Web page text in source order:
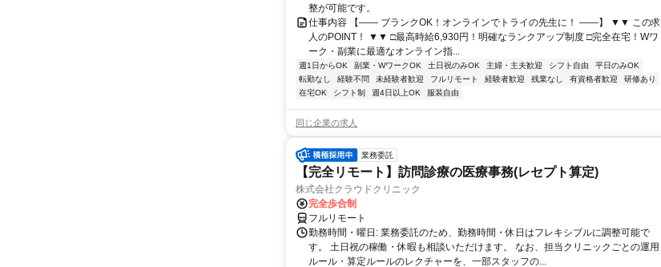
整が可能です。
仕事内容 【―― ブランクOK！オンラインでトライの先生に！ ――】 ▼▼ この求
人のPOINT！ ▼▼ □最高時給6,930円！明確なランクアップ制度 □完全在宅！Wワ
ーク・副業に最適なオンライン指...
週1日からOK 副業・WワークOK 土日祝のみOK 主婦・主夫歓迎 シフト自由
平日のみOK
転勤なし
経験不問 未経験者歓迎 フルリモート 経験者歓迎 残業なし 有資格者歓迎
研修あり
在宅OK
シフト制 週4日以上OK 服装自由
同じ企業の求人
業務委託
【完全リモート】訪問診療の医療事務(レセプト算定)
株式会社クラウドクリニック
完全歩合制
フルリモート
勤務時間・曜日: 業務委託のため、勤務時間・休日はフレキシブルに調整可能で
す。 土日祝の稼働・休暇も相談いただけます。 なお、担当クリニックごとの運用
ルール・算定ルールのレクチャーを、一部スタッフの...